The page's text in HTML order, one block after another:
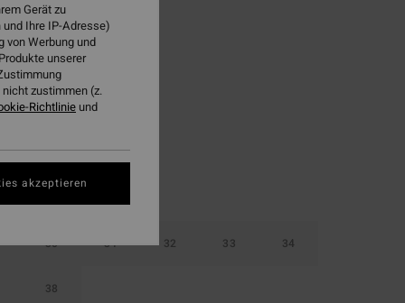
€
RABATT EXTRA 25%
Blue
30 31 32 33 34
38
Gerät zu
Ihre IP-Adresse)
von Werbung und
unserer
zustimmen (z.
Richtlinie und
akzeptieren